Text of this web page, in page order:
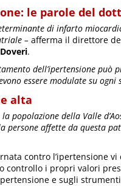
le parole del
di infarto
– afferma il direttore
.
dell’ipertensione può
essere modulate su ogni
alta
popolazione della Valle
persone affette da questa
contro l’ipertensione
controllo i propri valori
e sugli